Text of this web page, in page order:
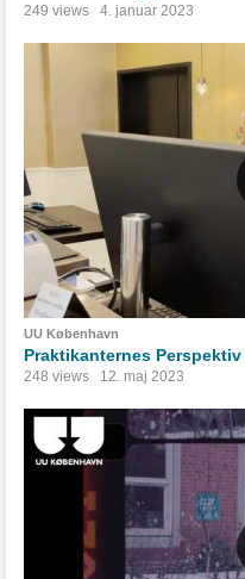
249 views 4. januar 2023
UU København
Praktikanternes
248 views 12. maj 2023